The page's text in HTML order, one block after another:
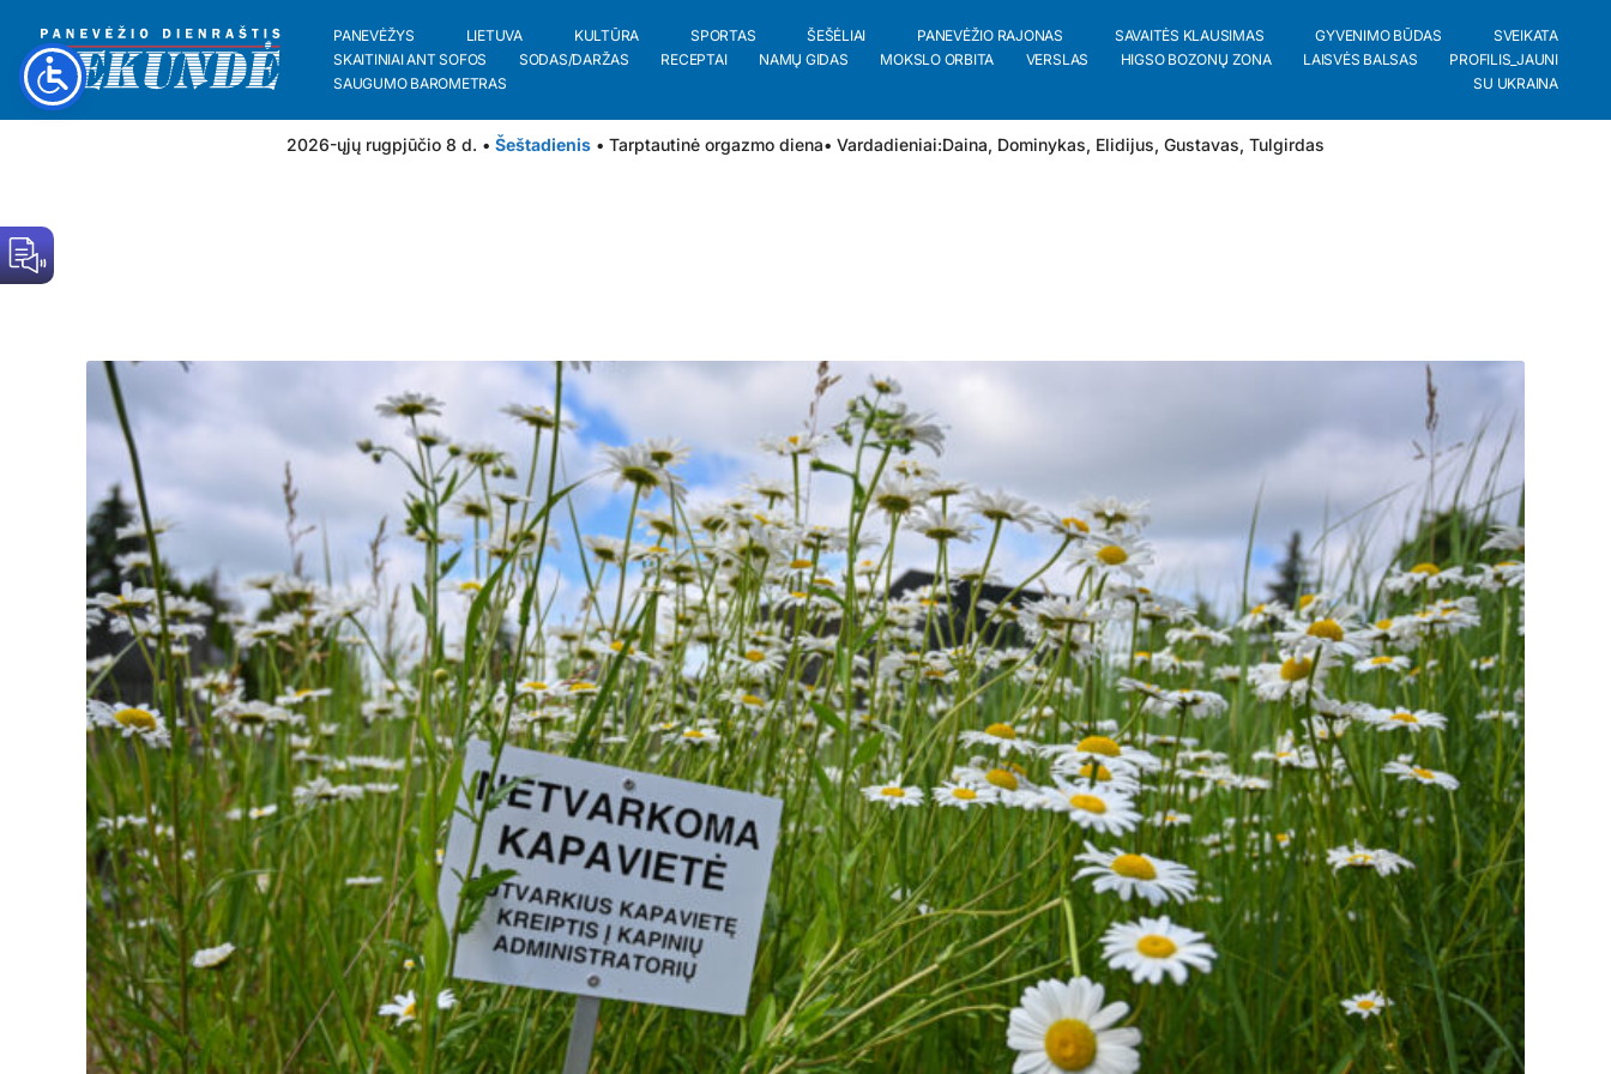
PANEVĖŽYS LIETUVA KULTŪRA SPORTAS ŠEŠĖLIAI PANEVĖŽIO RAJONAS SAVAITĖS KLAUSIMAS GYVENIMO BŪDAS
SVEIKATA
SKAITINIAI ANT SOFOS
SODAS/DARŽAS RECEPTAI NAMŲ GIDAS MOKSLO ORBITA VERSLAS HIGSO BOZONŲ ZONA LAISVĖS BALSAS
PROFILIS_JAUNI
SAUGUMO BAROMETRAS
SU UKRAINA
2026-ųjų rugpjūčio 8 d. • Šeštadienis • Tarptautinė orgazmo diena• Vardadieniai:Daina, Dominykas, Elidijus, Gustavas, Tulgirdas